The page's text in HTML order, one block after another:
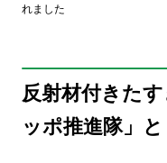
れました
反射材付きた
ッポ推進隊」